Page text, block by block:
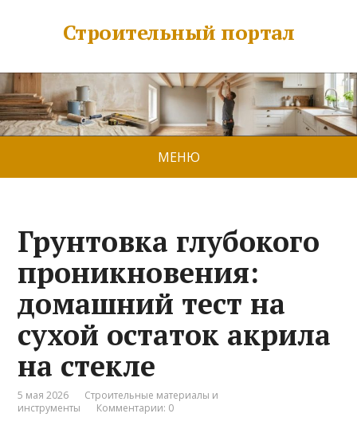
Строительный портал
МЕНЮ
Грунтовка глубокого
проникновения:
домашний тест на
сухой остаток акрила
на стекле
5 мая 2026
Строительные материалы и
инструменты
Комментарии: 0